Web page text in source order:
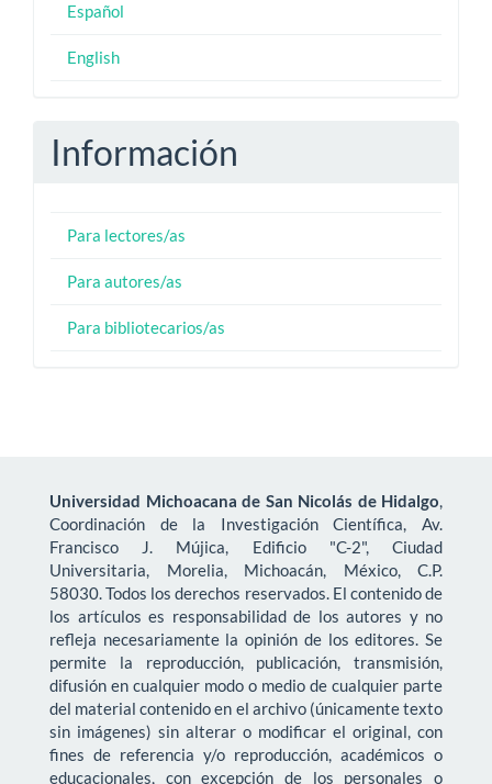
Español
English
Información
Para lectores/as
Para autores/as
Para bibliotecarios/as
Universidad Michoacana de San Nicolás de Hidalgo
Coordinación de la Investigación Científica, Av.
Francisco J. Mújica, Edificio "C-2", Ciudad
Universitaria, Morelia, Michoacán, México, C.P.
58030. Todos los derechos reservados. El contenido de
los artículos es responsabilidad de los autores y no
refleja necesariamente la opinión de los editores. Se
permite la reproducción, publicación, transmisión,
difusión en cualquier modo o medio de cualquier parte
del material contenido en el archivo (únicamente texto
sin imágenes) sin alterar o modificar el original, con
fines de referencia y/o reproducción, académicos o
educacionales, con excepción de los personales o